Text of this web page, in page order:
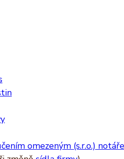
omezeným (s.r.o.)